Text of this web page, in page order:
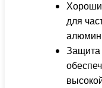
для
Защита